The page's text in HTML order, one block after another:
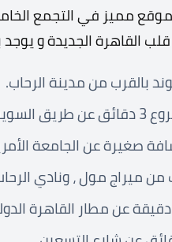
مميز في التجمع
القاهرة الجديدة و
بالقرب من مدينة الرحاب.
السويس.
صغيرة عن الجامعة
من ميراج مول ، ونادي